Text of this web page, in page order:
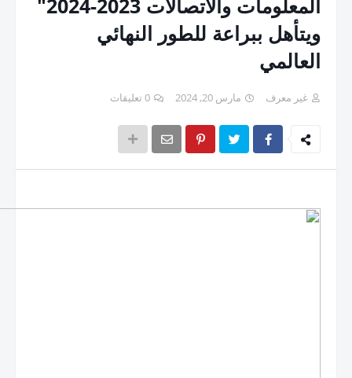
المعلومات والاتصالات 2023-2024"
ويتأهل ببراعة للطور النهائي
العالمي
غير معرف مارس 20, 2024 0 تعليقات